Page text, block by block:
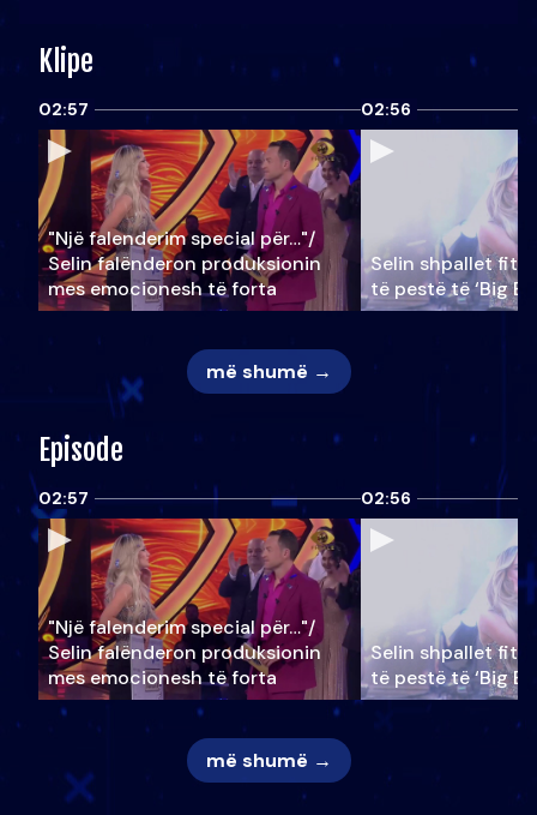
Klipe
02:57
"Një falenderim special për…"/
Selin falënderon produksionin
mes emocionesh të forta
02:56
Selin shpallet
të pestë të ‘Big
më shumë →
Episode
02:57
"Një falenderim special për…"/
Selin falënderon produksionin
mes emocionesh të forta
02:56
Selin shpallet
të pestë të ‘Big
më shumë →